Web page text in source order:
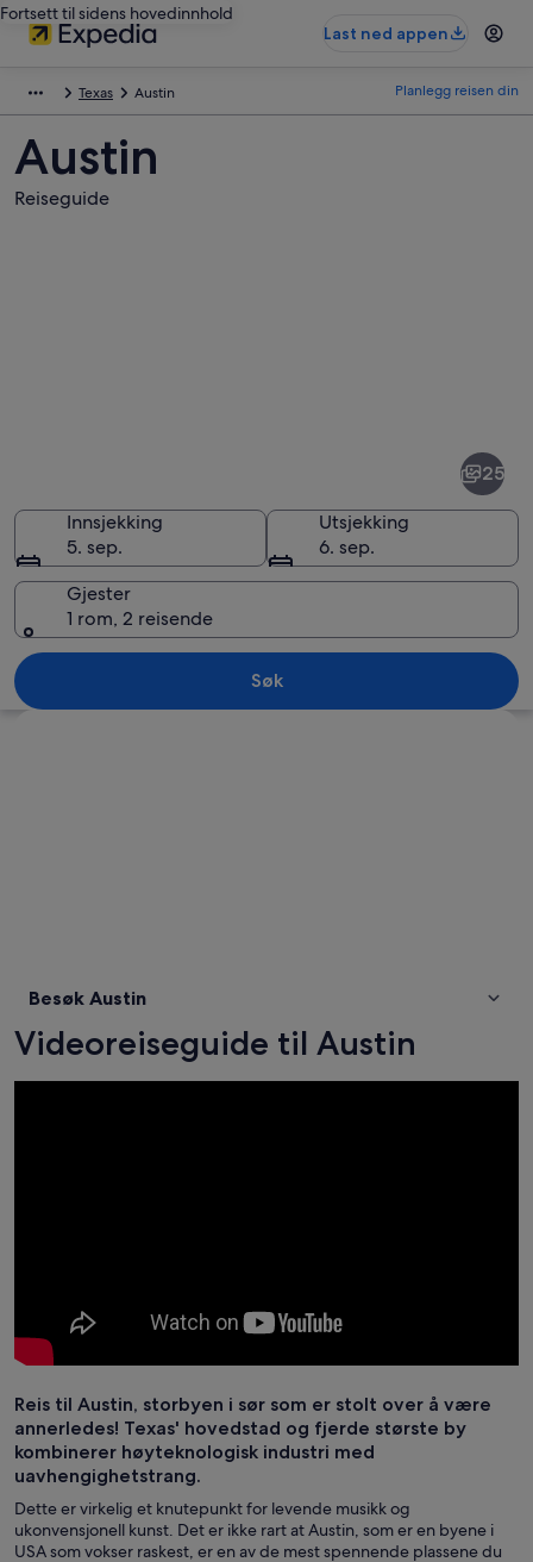
Fortsett til sidens hovedinnhold
Last ned appen
Texas Austin Planlegg reisen din
Austin
Reiseguide
25
Innsjekking
5. sep.
Utsjekking
6. sep.
Gjester
1 rom, 2 reisende
Søk
Besøk Austin
Videoreiseguide til Austin
Reis til Austin, storbyen i sør som er stolt over å være
annerledes! Texas' hovedstad og fjerde største by
kombinerer høyteknologisk industri med
uavhengighetstrang.
Dette er virkelig et knutepunkt for levende musikk og
ukonvensjonell kunst. Det er ikke rart at Austin, som er en byene i
USA som vokser raskest, er en av de mest spennende plassene du